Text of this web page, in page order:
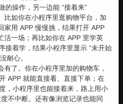
的操作，另一边能 “接着来”
比如你在小程序里逛购物平台，加
家用 APP 慢慢挑，结果打开 APP
活一场；再比如你在 APP 里学英
接着学，结果小程序里显示 “未开始
耐心。
了。你在小程序里加的购物车，
APP 就能直接看、直接下单；在
，小程序里也能接着来，路上用小
不中断。还有像浏览记录也能同